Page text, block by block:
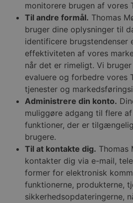
monitorere brugen af vores
Til andre formål. Thomas
bruger dine oplysninger til
identificere brugstendenser
effektiviteten af vores
når det er rimeligt. Vi
evaluere og forbedre vores
tjenester og
Administrere din konto.
muliggøre adgang til flere
funktioner, der er
brugere.
Til at kontakte dig. Thomas
kontakter dig via e-mail,
former for elektronisk
funktionerne, produkterne,
sikkerhedsopdateringerne,